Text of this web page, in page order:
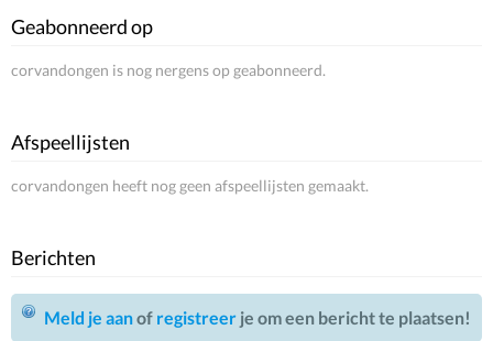
Geabonneerd op
corvandongen is nog nergens op geabonneerd.
Afspeellijsten
corvandongen heeft nog geen afspeellijsten gemaakt.
Berichten
Meld je aanof registreer je om een bericht te plaatsen!